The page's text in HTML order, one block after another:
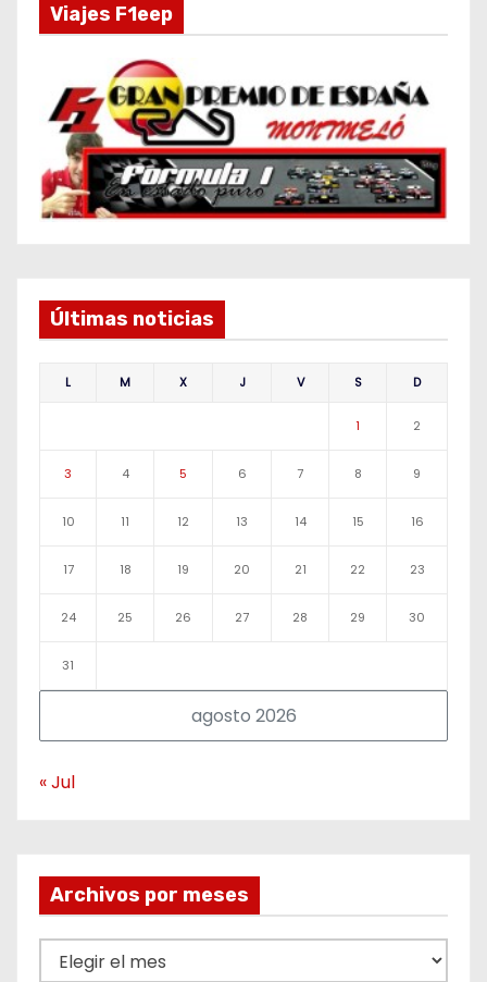
Viajes F1eep
Últimas noticias
agosto 2026
L M X J V S D
1 2
3 4 5 6 7 8 9
10 11 12 13 14 15 16
17 18 19 20 21 22 23
24 25 26 27 28 29 30
31
« Jul
Archivos por meses